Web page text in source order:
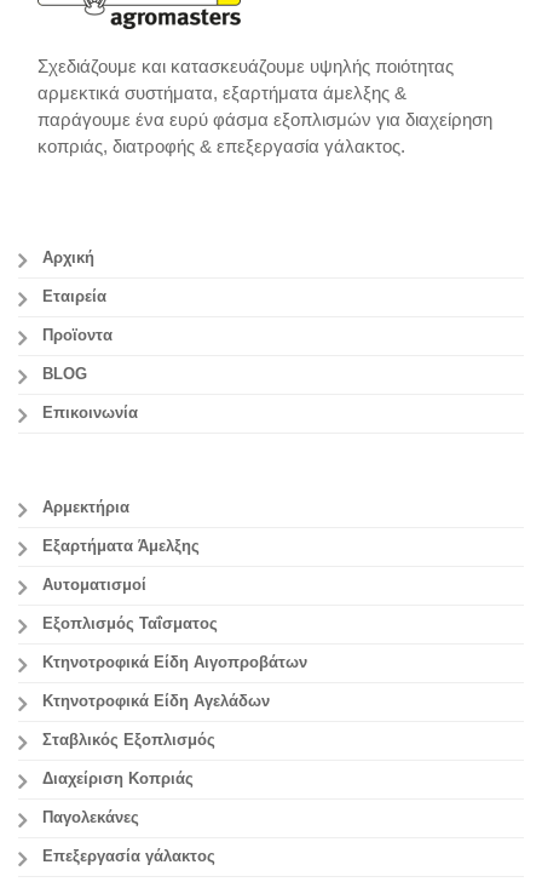
Σχεδιάζουμε και κατασκευάζουμε υψηλής ποιότητας
αρμεκτικά συστήματα, εξαρτήματα άμελξης &
παράγουμε ένα ευρύ φάσμα εξοπλισμών για διαχείρηση
κοπριάς, διατροφής & επεξεργασία γάλακτος.
Αρχική
Εταιρεία
Προϊοντα
BLOG
Επικοινωνία
Αρμεκτήρια
Εξαρτήματα Άμελξης
Αυτοματισμοί
Εξοπλισμός Ταΐσματος
Κτηνοτροφικά Είδη Αιγοπροβάτων
Κτηνοτροφικά Είδη Αγελάδων
Σταβλικός Εξοπλισμός
Διαχείριση Κοπριάς
Παγολεκάνες
Επεξεργασία γάλακτος